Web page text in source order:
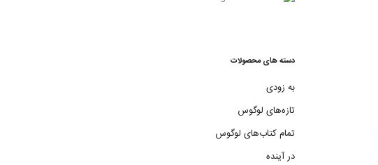
دسته های محصولات
به زودی
تازه‌های لوگوس
تمام کتاب‌های لوگوس
در آینده